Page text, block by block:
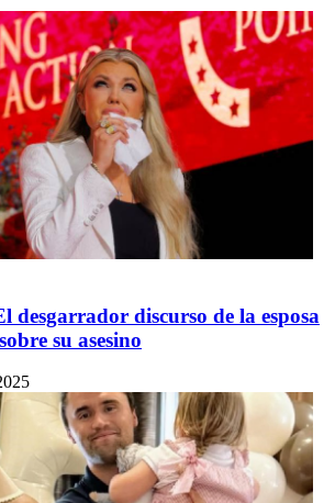
desgarrador discurso de la esposa
su asesino